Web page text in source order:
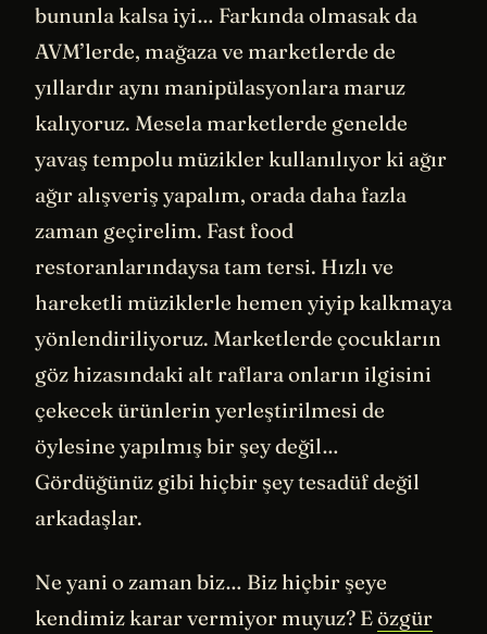
bununla kalsa iyi… Farkında olmasak da
AVM’lerde, mağaza ve marketlerde de
yıllardır aynı manipülasyonlara maruz
kalıyoruz. Mesela marketlerde genelde
yavaş tempolu müzikler kullanılıyor ki ağır
ağır alışveriş yapalım, orada daha fazla
zaman geçirelim. Fast food
restoranlarındaysa tam tersi. Hızlı ve
hareketli müziklerle hemen yiyip kalkmaya
yönlendiriliyoruz. Marketlerde çocukların
göz hizasındaki alt raflara onların ilgisini
çekecek ürünlerin yerleştirilmesi de
öylesine yapılmış bir şey değil…
Gördüğünüz gibi hiçbir şey tesadüf değil
arkadaşlar.
Ne yani o zaman biz… Biz hiçbir şeye
kendimiz karar vermiyor muyuz? Eözgür